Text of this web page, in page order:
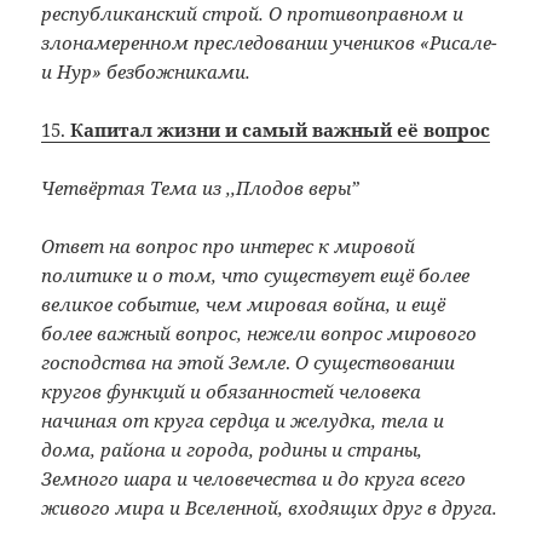
республиканский строй. О противоправном и
злонамеренном преследовании учеников «Рисале-
и Нур» безбожниками.
15.Капитал жизни и самый важный её вопрос
Четвёртая Тема из ,,Плодов веры”
Ответ на вопрос про интерес к мировой
политике и о том, что существует ещё более
великое событие, чем мировая война, и ещё
более важный вопрос, нежели вопрос мирового
господства на этой Земле. О существовании
кругов функций и обязанностей человека
начиная от круга сердца и желудка, тела и
дома, района и города, родины и страны,
Земного шара и человечества и до круга всего
живого мира и Вселенной, входящих друг в друга.